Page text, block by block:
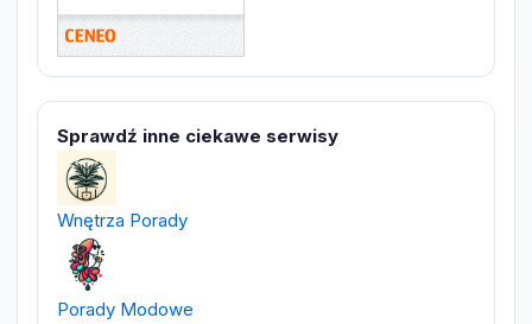
Sprawdź inne ciekawe serwisy
Wnętrza Porady
Porady Modowe